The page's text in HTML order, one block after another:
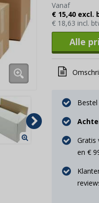
Vanaf
€ 15,40 excl.
€ 18,63 incl.
Alle
Bestel
Gratis
en €